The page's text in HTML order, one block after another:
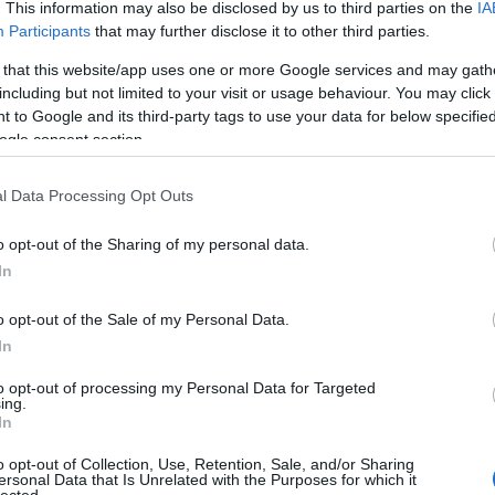
This information may also be disclosed by us to third parties on the
Participants that may further disclose it to other third parties.
that this website/app uses one or more Google services and may
but not limited to your visit or usage behaviour. You may
to Google and its third-party tags to use your data for below
consent section.
Data Processing Opt Outs
opt-out of the Sharing of my personal data.
opt-out of the Sale of my Personal Data.
opt-out of processing my Personal Data for Targeted
opt-out of Collection, Use, Retention, Sale, and/or Sharing
Data that Is Unrelated with the Purposes for which it
pedig a The Lovelaces lesz, így minden
További infók a hajtás után!
TOVÁBB
biorobot pluto
bérczesi róbert
-